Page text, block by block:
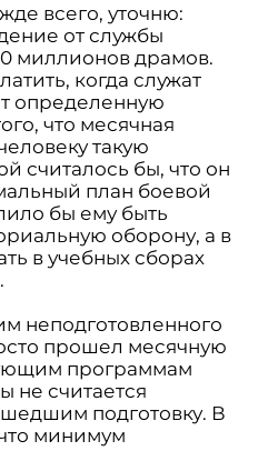
всего, уточню:
от службы
миллионов драмов.
когда служат
определенную
что месячная
такую
считалось бы, что он
план боевой
бы ему быть
оборону, а в
в учебных сборах
неподготовленного
прошел месячную
программам
не считается
подготовку. В
минимум